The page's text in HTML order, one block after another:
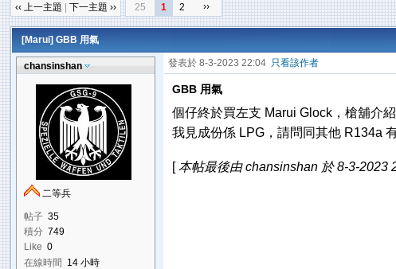
‹‹ 上一主題 |下一主題 ›› 25 1 2 ››
[Marui] GBB 用氣
chansinshan
二等兵
帖子 35
積分 749
Like 0
在線時間 14 小時
發表於 8-3-2023 22:04 只看該作者
GBB 用氣
個仔終於買左支 Marui Glock，槍舖介
我見成份係 LPG，請問同其他 R134a
[本帖最後由 chansinshan 於 8-3-2023